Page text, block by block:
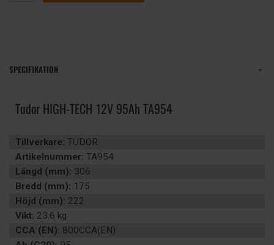
SPECIFIKATION
Tudor HIGH-TECH 12V 95Ah TA954
Tillverkare: TUDOR
Artikelnummer: TA954
Längd (mm): 306
Bredd (mm): 175
Höjd (mm): 222
Vikt: 23.6 kg
CCA (EN): 800CCA(EN)